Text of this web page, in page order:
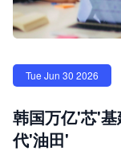
Tue Jun 30 2026
韩国万亿'芯'
代'油田'